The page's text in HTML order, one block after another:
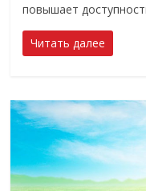
повышает
Читать далее